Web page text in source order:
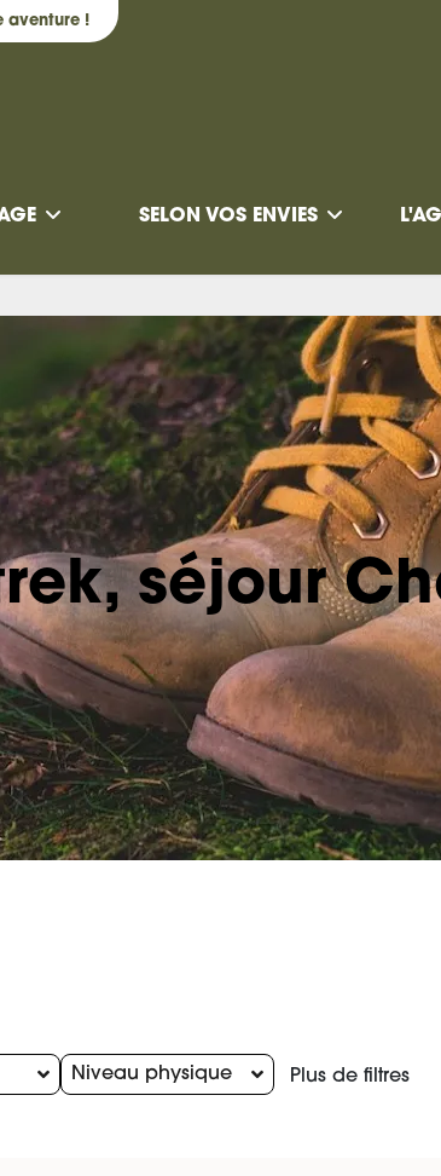
aventure !
SELON VOS ENVIES
séjour
Niveau physique Plus de filtres